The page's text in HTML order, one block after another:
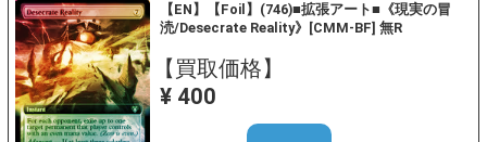
【EN】【Foil】(746)■拡張アート■《現実の冒
涜/Desecrate Reality》[CMM-BF] 無R
【買取価格】
¥ 400